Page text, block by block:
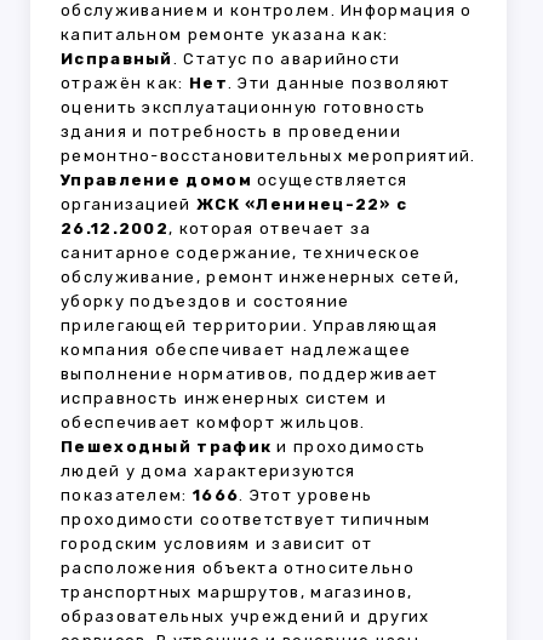
обслуживанием и контролем. Информация о
капитальном ремонте указана как:
Исправный . Статус по аварийности
отражён как: Нет. Эти данные позволяют
оценить эксплуатационную готовность
здания и потребность в проведении
ремонтно-восстановительных мероприятий.
Управление домом осуществляется
организацией ЖСК «Ленинец-22» с
26.12.2002, которая отвечает за
санитарное содержание, техническое
обслуживание, ремонт инженерных сетей,
уборку подъездов и состояние
прилегающей территории. Управляющая
компания обеспечивает надлежащее
выполнение нормативов, поддерживает
исправность инженерных систем и
обеспечивает комфорт жильцов.
Пешеходный трафик и проходимость
людей у дома характеризуются
показателем: 1666. Этот уровень
проходимости соответствует типичным
городским условиям и зависит от
расположения объекта относительно
транспортных маршрутов, магазинов,
образовательных учреждений и других